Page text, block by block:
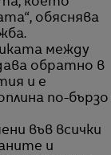
което
обяснява
между
обратно в
и е
по-бързо
във всички
и